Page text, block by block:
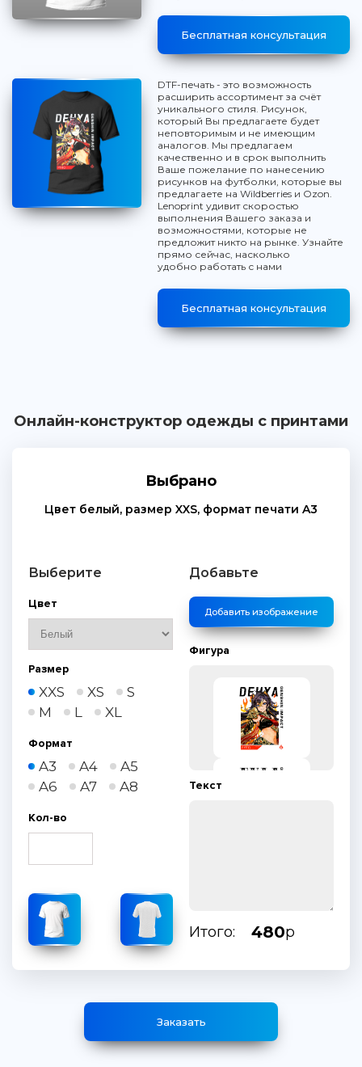
Бесплатная консультация
DTF-печать - это возможность
расширить ассортимент за счёт
уникального стиля. Рисунок,
который Вы предлагаете будет
неповторимым и не имеющим
аналогов. Мы предлагаем
качественно и в срок выполнить
Ваше пожелание по нанесению
рисунков на футболки, которые вы
предлагаете на Wildberries и Ozon.
Lenoprint удивит скоростью
выполнения Вашего заказа и
возможностями, которые не
предложит никто на рынке. Узнайте
прямо сейчас, насколько
удобно работать с нами
Бесплатная консультация
Онлайн-конструктор одежды с принтами
Выбрано
Цвет белый, размер XXS, формат печати A3
Выберите
Цвет
Размер
XXS XS
S
M
L XL
Формат
A3 A4
A5
A6
A7 A8
Кол-во
Добавьте
Добавить изображение
Фигура
Текст
Итого: 480р